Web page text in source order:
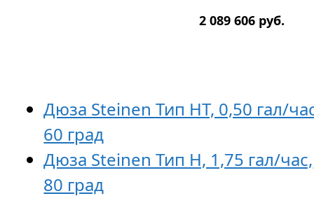
2 089 606 руб.
Дюза Steinen Тип HT, 0,50 гал/
60 град
Дюза Steinen Тип H, 1,75 гал/час,
80 град